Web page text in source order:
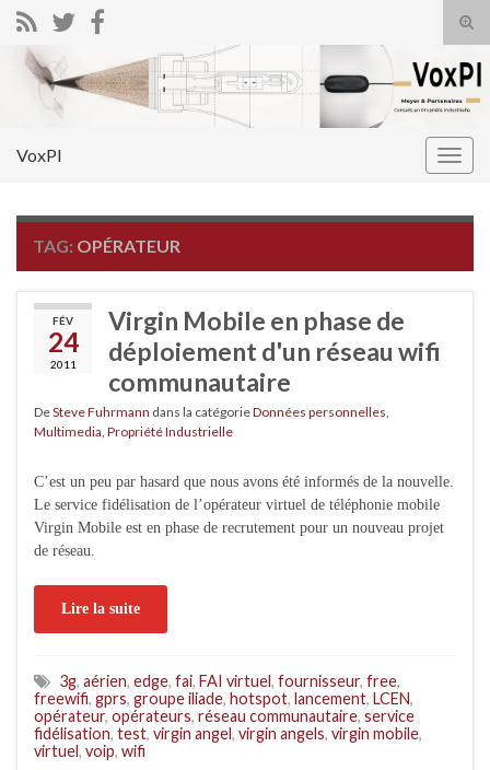
Search for:
VoxPI
TAG: OPÉRATEUR
FÉV
24
2011
Virgin Mobile en phase de
déploiement d'un réseau wifi
communautaire
DeSteve Fuhrmann dans la catégorieDonnées personnelles
Multimedia Propriété Industrielle
C’est un peu par hasard que nous avons été informés de la nouvelle.
Le service fidélisation de l’opérateur virtuel de téléphonie mobile
Virgin Mobile est en phase de recrutement pour un nouveau projet
de réseau.
Lire la suite
3g, aérien, edge, fai, FAI virtuel, fournisseur, free,
freewifi, gprs, groupe iliade, hotspot, lancement, LCEN,
opérateur, opérateurs, réseau communautaire, service
fidélisation, test, virgin angel, virgin angels, virgin mobile,
virtuel, voip, wifi